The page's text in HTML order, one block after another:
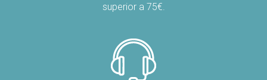
superior a 75€.